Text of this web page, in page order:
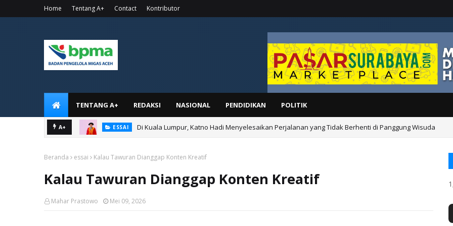
Home Tentang A+ Contact Kontributor
TENTANG A+ REDAKSI NASIONAL PENDIDIKAN POLITIK
A+ ESSAI Di Kuala Lumpur, Katno Hadi Menyelesaikan Perjalanan yang Tidak Berhenti di Panggung Wisuda
Beranda essai Kalau Tawuran Dianggap Konten Kreatif
Kalau Tawuran Dianggap Konten Kreatif
Mahar Prastowo Mei 09, 2026